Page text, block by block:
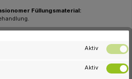
Füllungsmaterial:
Lichthärtendes Glasionomer
Aktiv
Aktiv